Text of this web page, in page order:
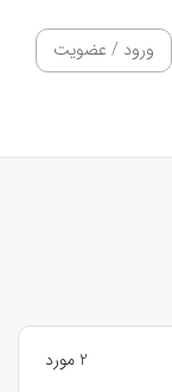
ورود / عضویت
2 مورد